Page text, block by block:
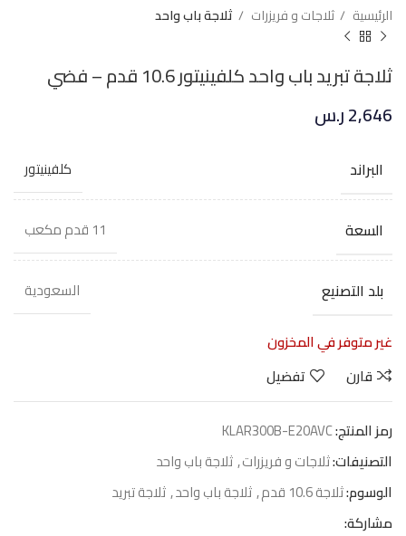
الرئيسية ثلاجات و فريزرات ثلاجة باب واحد
ثلاجة تبريد باب واحد كلفينيتور 10.6 قدم – فضي
2,646ر.س
البراند كلفينيتور
السعة 11 قدم مكعب
بلد التصنيع
السعودية
غير متوفر في المخزون
قارن
تفضيل
رمز المنتج:KLAR300B-E20AVC
التصنيفات:ثلاجات و فريزرات,ثلاجة باب واحد
الوسوم:ثلاجة 10.6 قدم ,ثلاجة باب واحد,ثلاجة تبريد
مشاركة: